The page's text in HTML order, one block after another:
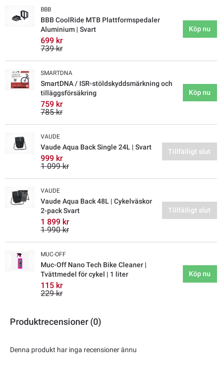
BBB
BBB CoolRide MTB Plattformspedaler
Aluminium | Svart
699 kr
739 kr
Köp nu
SMARTDNA
SmartDNA / ISR-stöldskyddsmärkning och
tilläggsförsäkring
759 kr
785 kr
Köp nu
VAUDE
Vaude Aqua Back Single 24L | Svart
999 kr
1 099 kr
Tillfälligt slut
VAUDE
Vaude Aqua Back 48L | Cykelväskor
2-pack Svart
1 899 kr
1 990 kr
Tillfälligt slut
MUC-OFF
Muc-Off Nano Tech Bike Cleaner |
Tvättmedel för cykel | 1 liter
115 kr
229 kr
Köp nu
Produktrecensioner (0)
Denna produkt har inga recensioner ännu